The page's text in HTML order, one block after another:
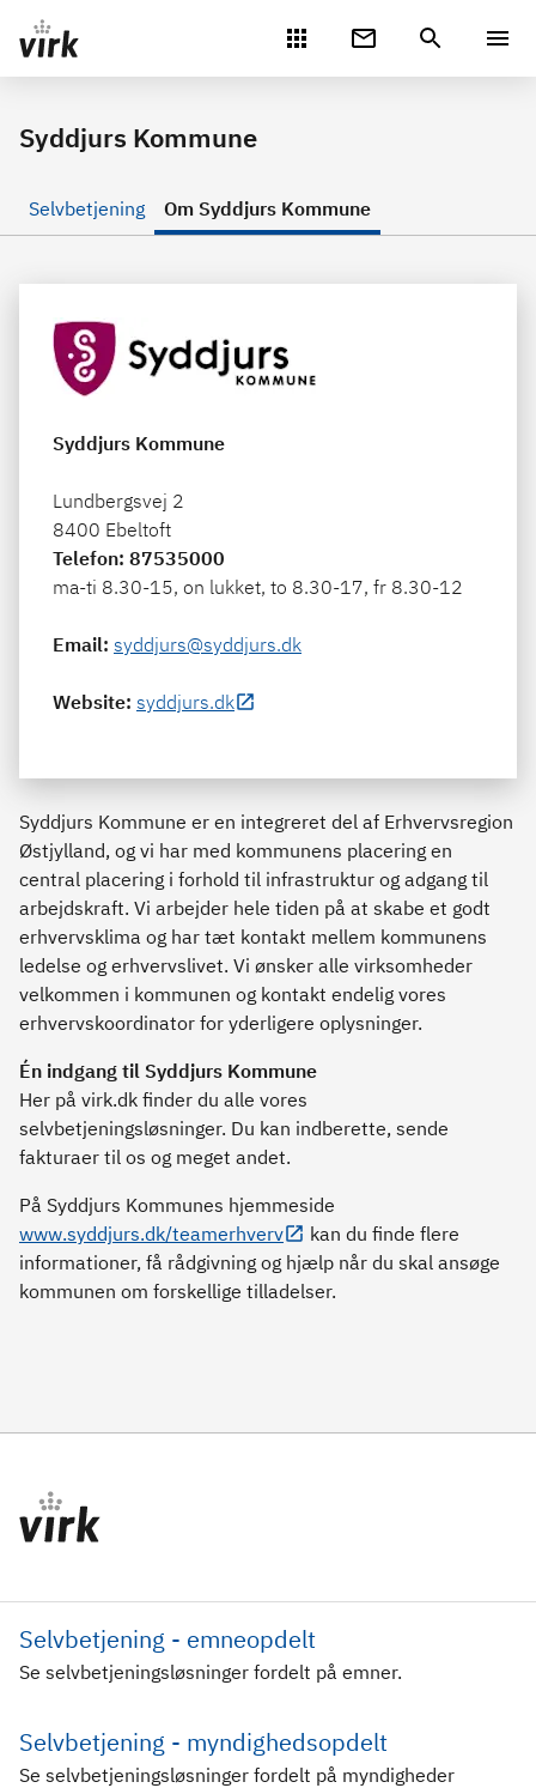
Gå direkte til indhold
Syddjurs Kommune
Selvbetjening Om Syddjurs Kommune
Syddjurs Kommune
Lundbergsvej 2
8400 Ebeltoft
Telefon: 87535000
ma-ti 8.30-15, on lukket, to 8.30-17, fr 8.30-12
Email: syddjurs@syddjurs.dk
Website: syddjurs.dk
Syddjurs Kommune er en integreret del af Erhvervsregion
Østjylland, og vi har med kommunens placering en
central placering i forhold til infrastruktur og adgang til
arbejdskraft. Vi arbejder hele tiden på at skabe et godt
erhvervsklima og har tæt kontakt mellem kommunens
ledelse og erhvervslivet. Vi ønsker alle virksomheder
velkommen i kommunen og kontakt endelig vores
erhvervskoordinator for yderligere oplysninger.
Én indgang til Syddjurs Kommune
Her på virk.dk finder du alle vores
selvbetjeningsløsninger. Du kan indberette, sende
fakturaer til os og meget andet.
På Syddjurs Kommunes hjemmeside
www.syddjurs.dk/teamerhverv
kan du finde flere
informationer, få rådgivning og hjælp når du skal ansøge
kommunen om forskellige tilladelser.
Selvbetjening - emneopdelt
Se selvbetjeningsløsninger fordelt på emner.
Selvbetjening - myndighedsopdelt
Se selvbetjeningsløsninger fordelt på myndigheder